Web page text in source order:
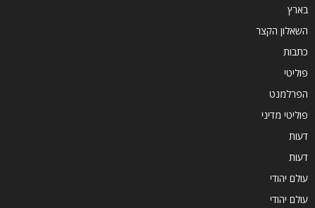
בארץ
השאלון הקצר
כתבות
פוליטי
הפרלמנט
פוליטי מדיני
דעות
דעות
עולם יהודי
עולם יהודי